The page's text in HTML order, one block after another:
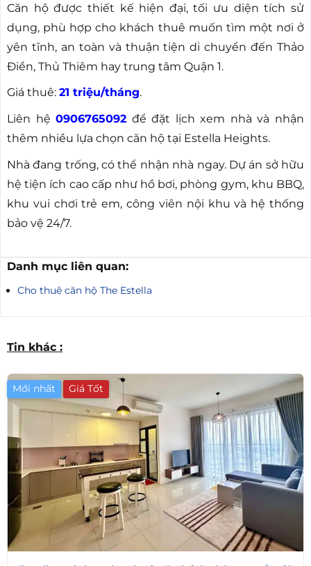
Căn hộ được thiết kế hiện đại, tối ưu diện tích sử
dụng, phù hợp cho khách thuê muốn tìm một nơi ở
yên tĩnh, an toàn và thuận tiện di chuyển đến Thảo
Điền, Thủ Thiêm hay trung tâm Quận 1.
Giá thuê: 21 triệu/tháng.
Liên hệ0906765092 để đặt lịch xem nhà và nhận
thêm nhiều lựa chọn căn hộ tại Estella Heights.
Nhà đang trống, có thể nhận nhà ngay. Dự án sở hữu
hệ tiện ích cao cấp như hồ bơi, phòng gym, khu BBQ,
khu vui chơi trẻ em, công viên nội khu và hệ thống
bảo vệ 24/7.
Danh mục liên quan:
Cho thuê căn hộ The Estella
Tin khác :
Mới nhất Giá Tốt